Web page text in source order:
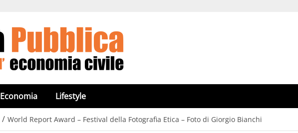
Economia Lifestyle
/ World Report Award – Festival della Fotografia Etica – Foto di Giorgio Bianchi